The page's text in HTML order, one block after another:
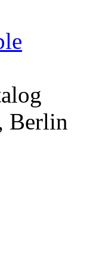
Berlin